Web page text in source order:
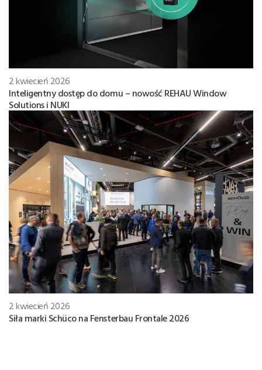
2 kwiecień 2026
Inteligentny dostęp do domu – nowość REHAU Window
Solutions i NUKI
2 kwiecień 2026
Siła marki Schüco na Fensterbau Frontale 2026